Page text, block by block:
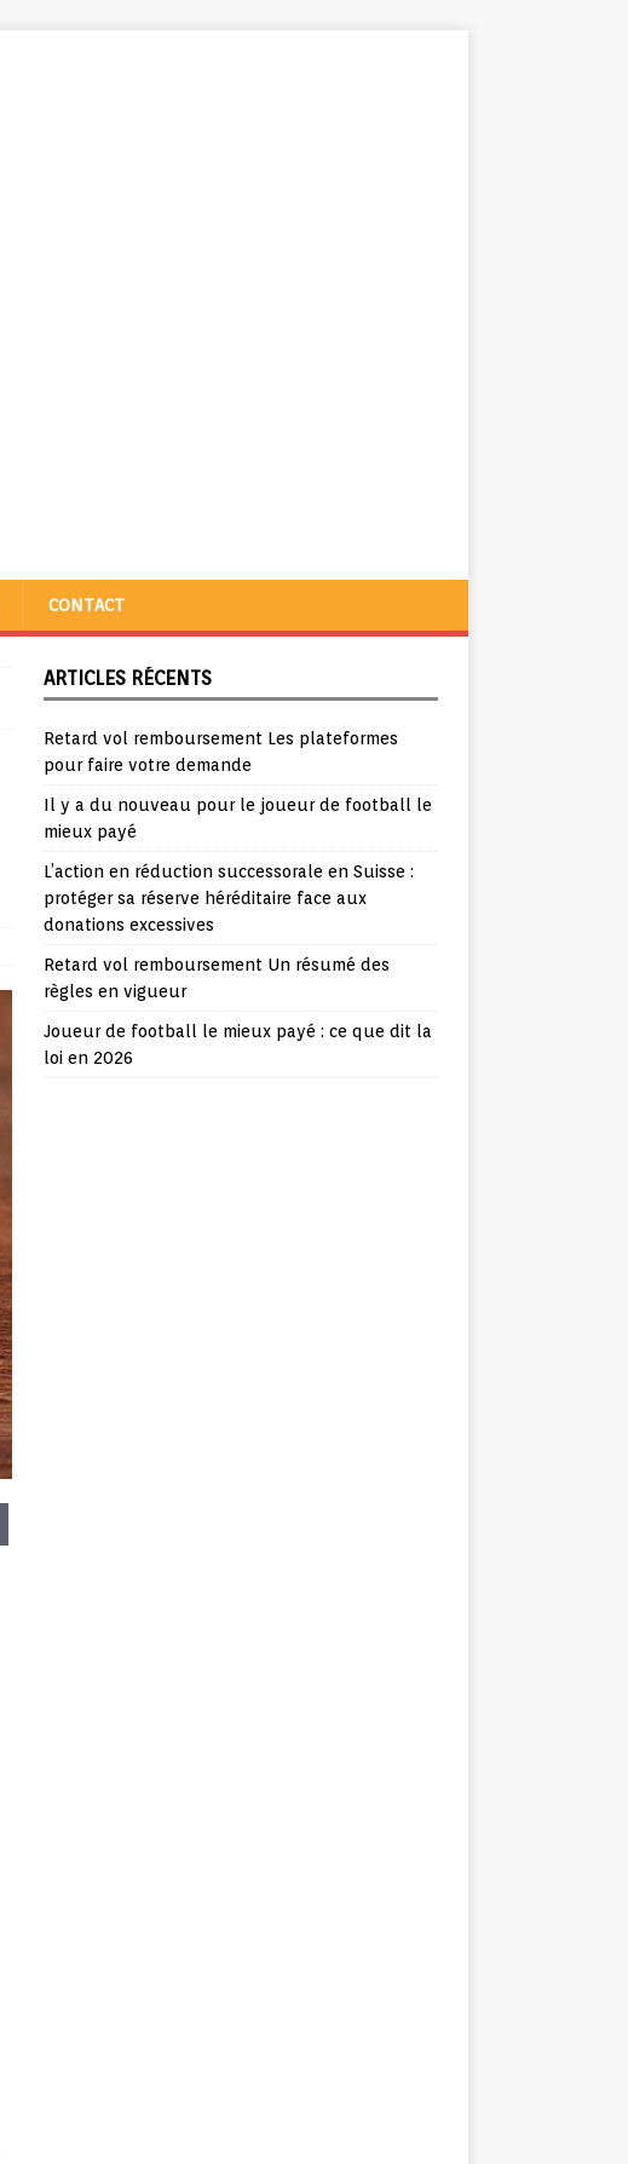
CONTACT
ARTICLES RÉCENTS
Retard vol remboursement Les plateformes
pour faire votre demande
Il y a du nouveau pour le joueur de football le
mieux payé
L’action en réduction successorale en Suisse :
protéger sa réserve héréditaire face aux
donations excessives
Retard vol remboursement Un résumé des
règles en vigueur
Joueur de football le mieux payé : ce que dit la
loi en 2026